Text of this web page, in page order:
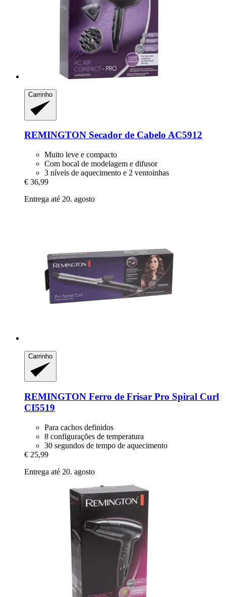
Carrinho
REMINGTON Secador de Cabelo AC5912
Muito leve e compacto
Com bocal de modelagem e difusor
3 níveis de aquecimento e 2 ventoinhas
€ 36,99
Entrega até 20. agosto
Carrinho
REMINGTON Ferro de Frisar Pro Spiral Curl
CI5519
Para cachos definidos
8 configurações de temperatura
30 segundos de tempo de aquecimento
€ 25,99
Entrega até 20. agosto